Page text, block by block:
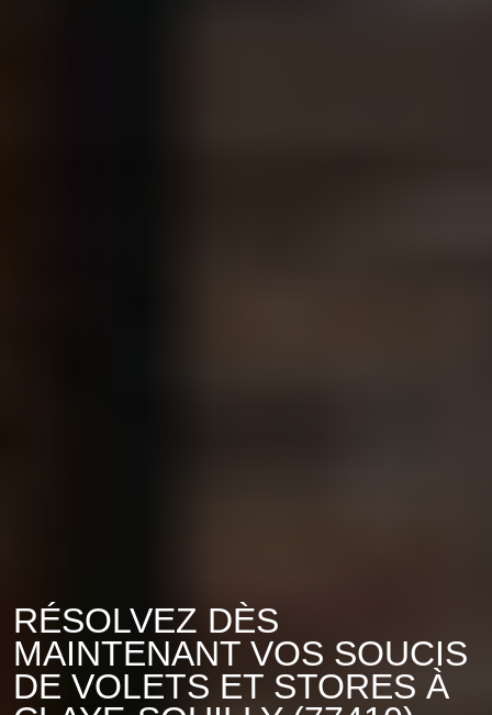
RÉSOLVEZ DÈS
MAINTENANT VOS SOUCIS
DE VOLETS ET STORES À